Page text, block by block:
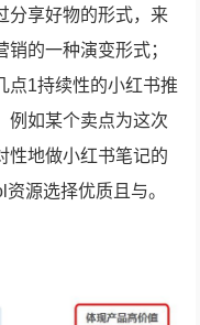
分享好物的形式，来
的一种演变形式；
点1持续性的小红书推
例如某个卖点为这次
性地做小红书笔记的
源选择优质且与。